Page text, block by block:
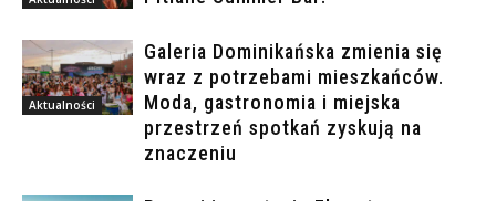
Aktualności
Galeria Dominikańska zmienia się
wraz z potrzebami mieszkańców.
Moda, gastronomia i miejska
przestrzeń spotkań zyskują na
znaczeniu